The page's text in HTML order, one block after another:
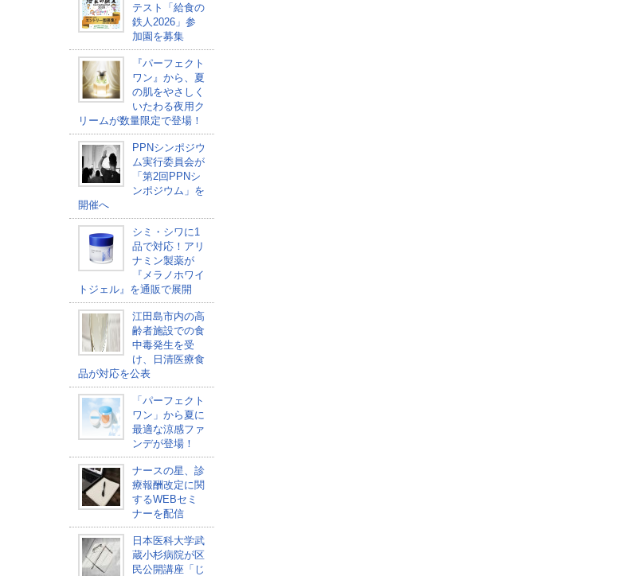
テスト「給食の
鉄人2026」参
加園を募集
『パーフェクト
ワン』から、夏
の肌をやさしく
いたわる夜用ク
リームが数量限定で登場！
PPNシンポジウ
ム実行委員会が
「第2回PPNシ
ンポジウム」を
開催へ
シミ・シワに1
品で対応！アリ
ナミン製薬が
『メラノホワイ
トジェル』を通販で展開
江田島市内の高
齢者施設での食
中毒発生を受
け、日清医療食
品が対応を公表
「パーフェクト
ワン」から夏に
最適な涼感ファ
ンデが登場！
ナースの星、診
療報酬改定に関
するWEBセミ
ナーを配信
日本医科大学武
蔵小杉病院が区
民公開講座「じ